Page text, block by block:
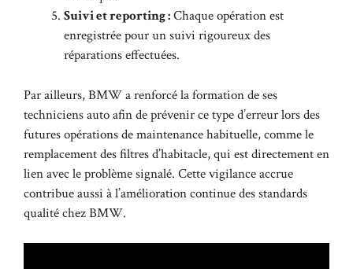
Suivi et reporting :Chaque opération est
enregistrée pour un suivi rigoureux des
réparations effectuées.
Par ailleurs, BMW a renforcé la formation de ses
techniciens auto afin de prévenir ce type d’erreur lors des
futures opérations de maintenance habituelle, comme le
remplacement des filtres d’habitacle, qui est directement en
lien avec le problème signalé. Cette vigilance accrue
contribue aussi à l’amélioration continue des standards
qualité chez BMW.